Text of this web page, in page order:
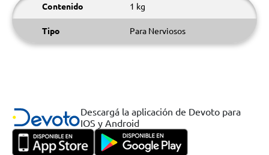
Contenido 1 kg
Tipo Para Nerviosos
Descargá la aplicación de Devoto para
IOS y Android